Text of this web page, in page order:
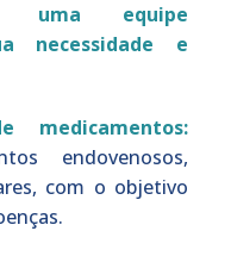
uma equipe
necessidade e
medicamentos:
endovenosos,
com o objetivo